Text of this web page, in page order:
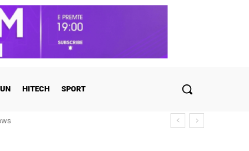
HITECH SPORT
detajet